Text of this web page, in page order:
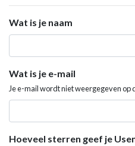
Wat is je naam
Wat is je e-mail
Je e-mail wordt niet weergegeven op
Hoeveel sterren geef je